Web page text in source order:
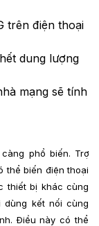
trên điện thoại
dung lượng
mạng sẽ tính
phổ biến. Trợ
thể biến điện thoại
thiết bị khác cùng
dùng kết nối cùng
Điều này có thể